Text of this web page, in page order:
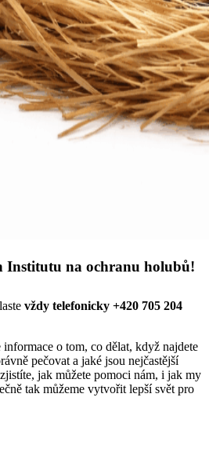
Institutu na ochranu holubů!
vždy telefonicky +420 705 204
informace o tom, co dělat, když najdete
pečovat a jaké jsou nejčastější
jak můžete pomoci nám, i jak my
tak můžeme vytvořit lepší svět pro